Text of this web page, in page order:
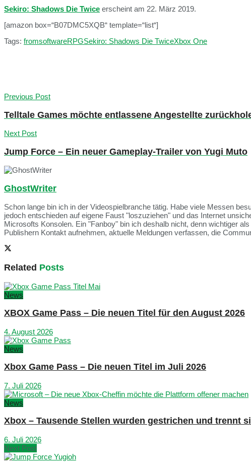
Sekiro: Shadows Die Twice erscheint am 22. März 2019.
[amazon box=“B07DMC5XQB“ template=“list“]
Tags: fromsoftwareRPGSekiro: Shadows Die TwiceXbox One
Previous Post
Telltale Games möchte entlassene Angestellte
Next Post
Jump Force – Ein neuer Gameplay-Trailer von Yugi Muto
GhostWriter
Schon lange bin ich in der Videospielbranche tätig. Habe viele Messen
jedoch entschieden auf eigene Faust "loszuziehen" und das Internet
Microsofts Konsolen. Ein "Fanboy" bin ich deshalb nicht, denn wichtiger
Publishern Kontakt aufnehmen, aktuelle Meldungen verfassen, die
Related Posts
News
XBOX Game Pass – Die neuen Titel für den August 2026
4. August 2026
News
Xbox Game Pass – Die neuen Titel im Juli 2026
7. Juli 2026
News
Xbox – Tausende Stellen wurden gestrichen und trennt
6. Juli 2026
Next Post